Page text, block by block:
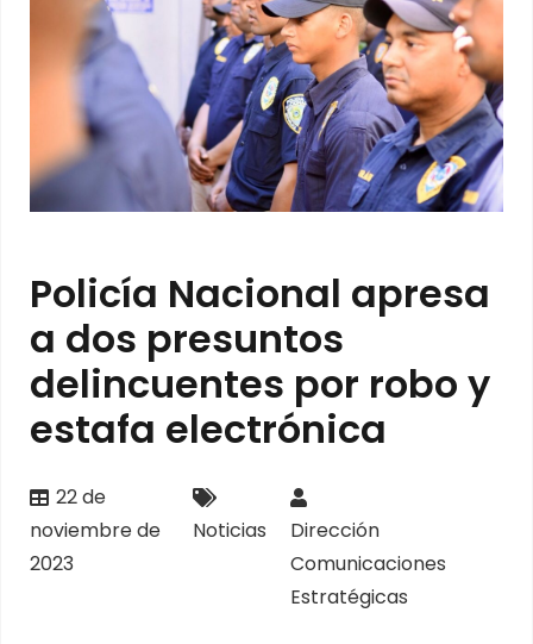
Policía Nacional apresa
a dos presuntos
delincuentes por robo y
estafa electrónica
22 de
noviembre de
2023
Noticias
Dirección
Comunicaciones
Estratégicas